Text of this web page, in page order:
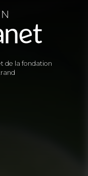
de la fondation